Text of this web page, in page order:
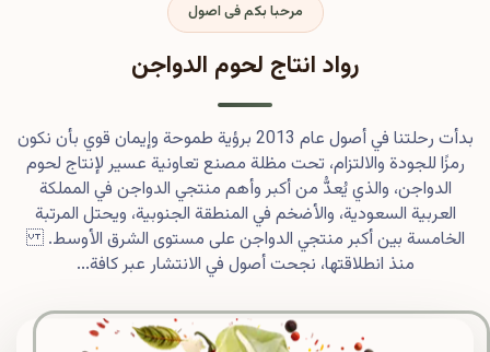
مرحبا بكم فى اصول
رواد انتاج لحوم الدواجن
بدأت رحلتنا في أصول عام 2013 برؤية طموحة وإيمان قوي بأن نكون
رمزًا للجودة والالتزام، تحت مظلة مصنع تعاونية عسير لإنتاج لحوم
الدواجن، والذي يُعدُّ من أكبر وأهم منتجي الدواجن في المملكة
العربية السعودية، والأضخم في المنطقة الجنوبية، ويحتل المرتبة
الخامسة بين أكبر منتجي الدواجن على مستوى الشرق الأوسط.
منذ انطلاقتها، نجحت أصول في الانتشار عبر كافة...